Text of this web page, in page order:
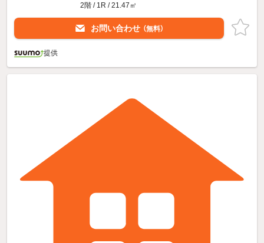
2階 / 1R / 21.47㎡
お問い合わせ （無料）
提供